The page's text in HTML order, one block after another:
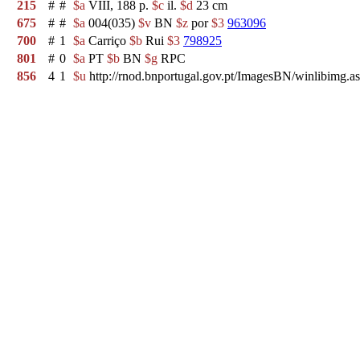
215
# # $a VIII, 188 p. $c il. $d 23 cm
675
# # $a 004(035) $v BN $z por$3 963096
700
# 1 $a Carriço $b Rui $3 798925
801
# 0 $a PT $b BN $g RPC
856
4 1 $u http://rnod.bnportugal.gov.pt/ImagesBN/